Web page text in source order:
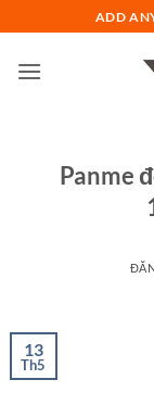
qua
nội
ADD
Panme
13
Th5